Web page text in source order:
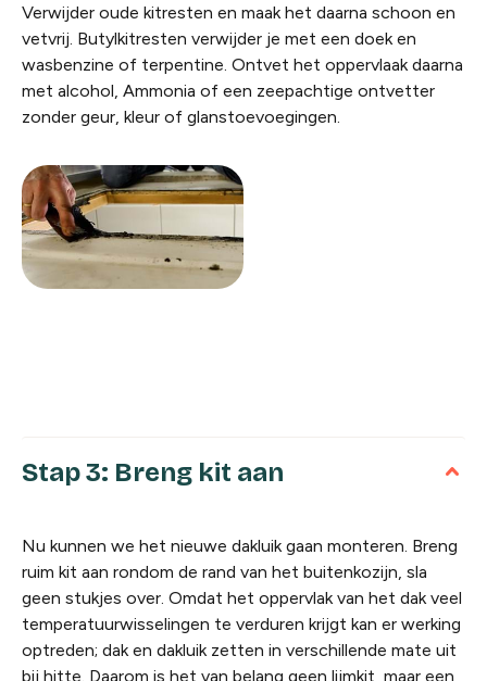
Verwijder oude kitresten en maak het daarna schoon en
vetvrij. Butylkitresten verwijder je met een doek en
wasbenzine of terpentine. Ontvet het oppervlaak daarna
met alcohol, Ammonia of een zeepachtige ontvetter
zonder geur, kleur of glanstoevoegingen.
Stap 3: Breng kit aan
Nu kunnen we het nieuwe dakluik gaan monteren. Breng
ruim kit aan rondom de rand van het buitenkozijn, sla
geen stukjes over. Omdat het oppervlak van het dak veel
temperatuurwisselingen te verduren krijgt kan er werking
optreden; dak en dakluik zetten in verschillende mate uit
bij hitte. Daarom is het van belang geen lijmkit, maar een